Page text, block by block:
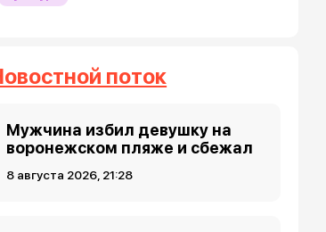
поток
Мужчина избил девушку на
воронежском пляже и сбежал
8 августа 2026, 21:28